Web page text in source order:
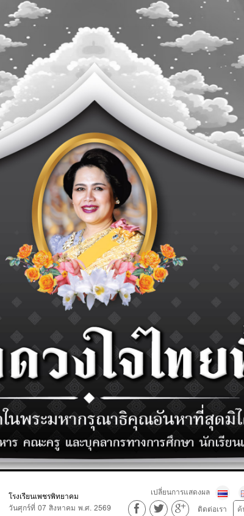
โรงเรียนเพชรพิทยาคม
วันศุกร์ที่ 07 สิงหาคม พ.ศ. 2569
เปลี่ยนการแสดงผล
ติดต่อเรา